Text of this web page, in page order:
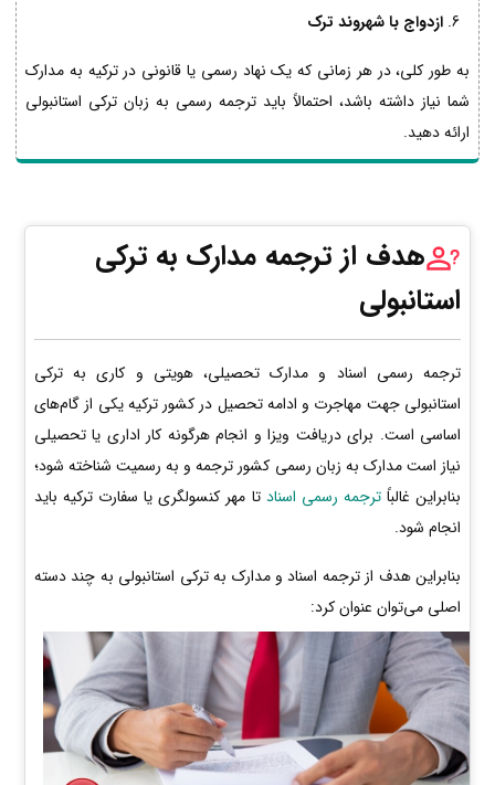
ازدواج با شهروند ترک
به طور کلی، در هر زمانی که یک نهاد رسمی یا قانونی در ترکیه به مدارک
شما نیاز داشته باشد، احتمالاً باید ترجمه رسمی به زبان ترکی استانبولی
ارائه دهید.
هدف از ترجمه مدارک به ترکی
استانبولی
ترجمه رسمی اسناد و مدارک تحصیلی، هویتی و کاری به ترکی
استانبولی جهت مهاجرت و ادامه تحصیل در کشور ترکیه یکی از گام‌های
اساسی است. برای دریافت ویزا و انجام هرگونه کار اداری یا تحصیلی
نیاز است مدارک به زبان رسمی کشور ترجمه و به رسمیت شناخته شود؛
بنابراین غالباًترجمه رسمی اسناد تا مهر کنسولگری یا سفارت ترکیه باید
انجام شود.
بنابراین هدف از ترجمه اسناد و مدارک به ترکی استانبولی به چند دسته
اصلی می‌توان عنوان کرد: